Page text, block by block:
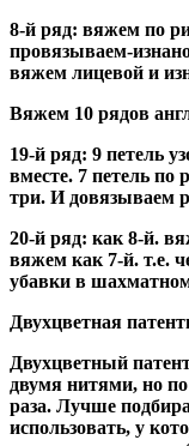
8-й ряд: вяжем по
провязываем-
вяжем лицевой и
Вяжем 10 рядов
19-й ряд: 9 петель
вместе. 7 петель по
три. И довязываем
20-й ряд: как 8-й.
вяжем как 7-й. т.е.
убавки в
Двухцветная
Двухцветный
двумя нитями, но
раза. Лучше
использовать, у